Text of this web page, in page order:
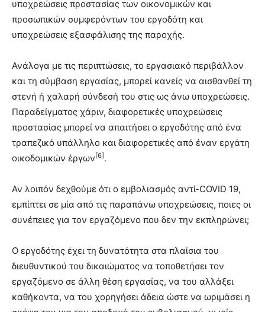
υποχρεώσεις προστασίας των οικονομικών και
προσωπικών συμφερόντων του εργοδότη και
υποχρεώσεις εξασφάλισης της παροχής.
Ανάλογα με τις περιπτώσεις, το εργασιακό περιβάλλον
και τη σύμβαση εργασίας, μπορεί κανείς να αισθανθεί τη
στενή ή χαλαρή σύνδεσή του στις ως άνω υποχρεώσεις.
Παραδείγματος χάριν, διαφορετικές υποχρεώσεις
προστασίας μπορεί να απαιτήσει ο εργοδότης από ένα
τραπεζικό υπάλληλο και διαφορετικές από έναν εργάτη
οικοδομικών έργων [6] .
Αν λοιπόν δεχθούμε ότι ο εμβολιασμός αντί-COVID 19,
εμπίπτει σε μία από τις παραπάνω υποχρεώσεις, ποιες οι
συνέπειες για τον εργαζόμενο που δεν την εκπληρώνει;
Ο εργοδότης έχει τη δυνατότητα στα πλαίσια του
διευθυντικού του δικαιώματος να τοποθετήσει τον
εργαζόμενο σε άλλη θέση εργασίας, να του αλλάξει
καθήκοντα, να του χορηγήσει άδεια ώστε να ωριμάσει η